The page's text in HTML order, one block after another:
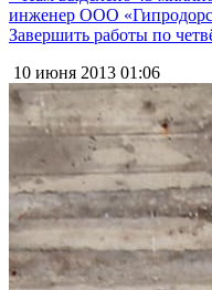
инженер ООО
Завершить работы по
10 июня 2013 01:06